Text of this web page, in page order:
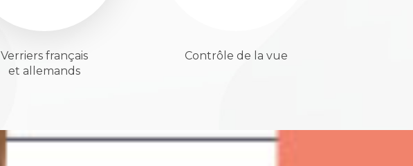
Verriers français
et allemands
Contrôle de la vue